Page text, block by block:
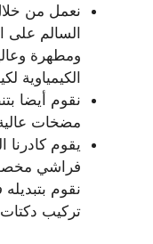
نعمل من
السالم على
ومطهرة
الكيمياوية
نقوم أيضا
مضخات عالية
يقوم كادرنا
فراشي
نقوم
تركيب